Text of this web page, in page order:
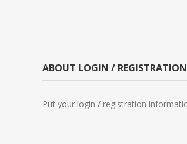
ABOUT LOGIN / REGISTRATION
Put your login / registration